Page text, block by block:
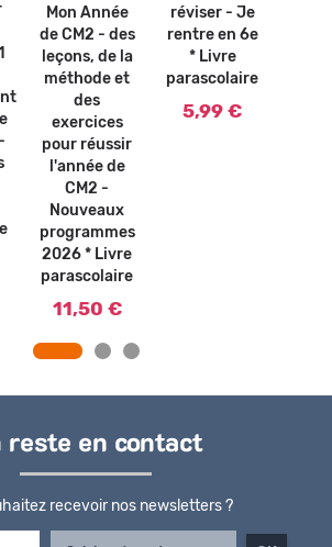
Mon Année
de CM2 - des
leçons, de la
méthode et
des
exercices
pour réussir
l'année de
CM2 -
Nouveaux
programmes
2026 * Livre
parascolaire
11,50 €
réviser - Je
rentre en 6e
* Livre
parascolaire
5,99 €
reste en contact
recevoir nos newsletters ?